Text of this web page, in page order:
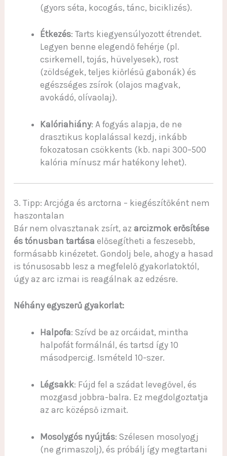
(gyors séta, kocogás, tánc, biciklizés).
Étkezés: Tarts kiegyensúlyozott étrendet.
Legyen benne elegendő fehérje (pl.
csirkemell, tojás, hüvelyesek), rost
(zöldségek, teljes kiőrlésű gabonák) és
egészséges zsírok (olajos magvak,
avokádó, olívaolaj).
Kalóriahiány: A fogyás alapja, de ne
drasztikus koplalással kezdj, inkább
fokozatosan csökkents (kb. napi 300–500
kalória mínusz már hatékony lehet).
3. Tipp: Arcjóga és arctorna – kiegészítőként nem
haszontalan
Bár nem olvasztanak zsírt, az arcizmok erősítése
és tónusban tartása elősegítheti a feszesebb,
formásabb kinézetet. Gondolj bele, ahogy a hasad
is tónusosabb lesz a megfelelő gyakorlatoktól,
úgy az arc izmai is reagálnak az edzésre.
Néhány egyszerű gyakorlat:
Halpofa: Szívd be az orcáidat, mintha
halpofát formálnál, és tartsd így 10
másodpercig. Ismételd 10-szer.
Légsakk: Fújd fel a szádat levegővel, és
mozgasd jobbra-balra. Ez megdolgoztatja
az arc középső izmait.
Mosolygós nyújtás: Szélesen mosolyogj
(ne grimaszolj), és próbálj így megtartani